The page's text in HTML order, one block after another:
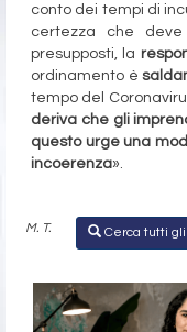
conto dei tempi di
certezza che deve
presupposti, la
ordinamento è
tempo del
deriva che gli
questo urge una
incoerenza».
M. T. Cerca tutti gli